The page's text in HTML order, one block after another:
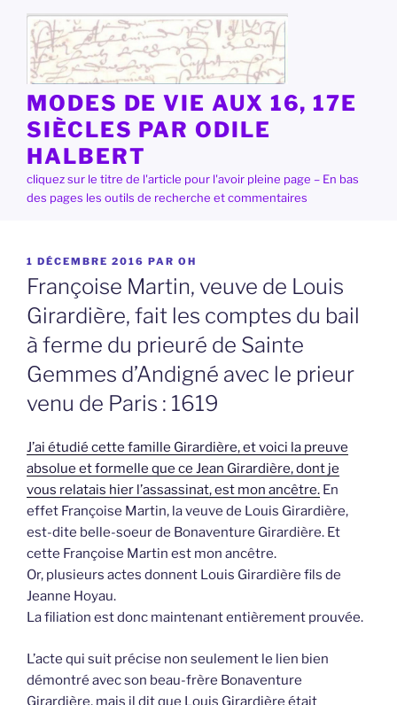
contenu
principal
MODES DE VIE AUX 16, 17E
SIÈCLES PAR ODILE
HALBERT
cliquez sur le titre de l'article pour l'avoir pleine page – En bas
des pages les outils de recherche et commentaires
PUBLIÉ
LE
1 DÉCEMBRE 2016 PAR OH
Françoise Martin, veuve de Louis
Girardière, fait les comptes du bail
à ferme du prieuré de Sainte
Gemmes d’Andigné avec le prieur
venu de Paris : 1619
J’ai étudié cette famille Girardière, et voici la preuve
absolue et formelle que ce Jean Girardière, dont je
vous relatais hier l’assassinat, est mon ancêtre. En
effet Françoise Martin, la veuve de Louis Girardière,
est-dite belle-soeur de Bonaventure Girardière. Et
cette Françoise Martin est mon ancêtre.
Or, plusieurs actes donnent Louis Girardière fils de
Jeanne Hoyau.
La filiation est donc maintenant entièrement prouvée.
L’acte qui suit précise non seulement le lien bien
démontré avec son beau-frère Bonaventure
Girardière, mais il dit que Louis Girardière était